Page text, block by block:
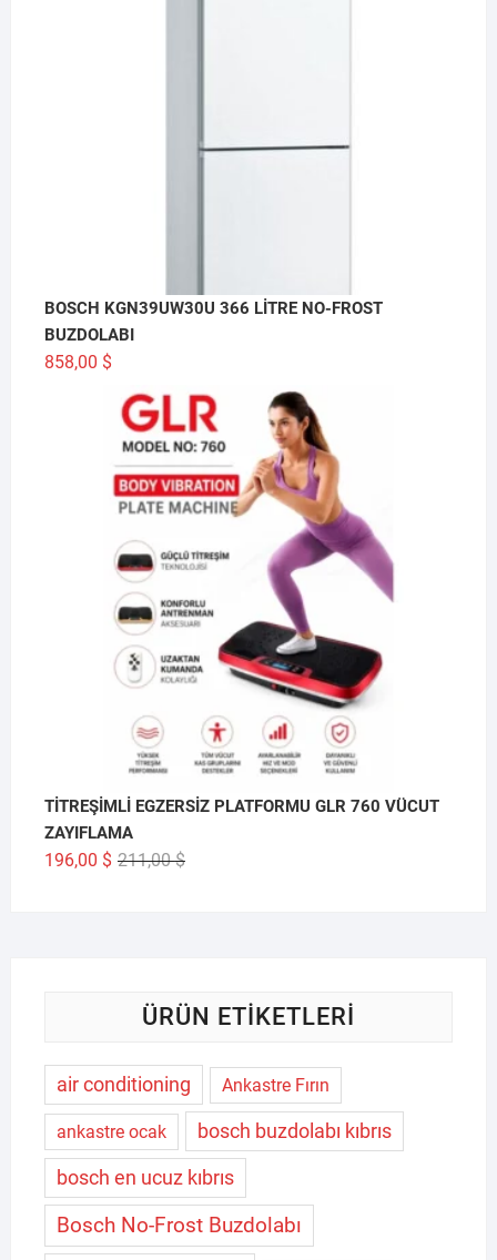
BOSCH KGN39UW30U 366 LİTRE NO-FROST
BUZDOLABI
858,00 $
TİTREŞİMLİ EGZERSİZ PLATFORMU GLR 760 VÜCUT
ZAYIFLAMA
211,00$Orijinal
196,00 $
Şu
ÜRÜN ETIKETLERI
air conditioning Ankastre Fırın
ankastre ocak
bosch buzdolabı kıbrıs
bosch en ucuz kıbrıs
Bosch No-Frost Buzdolabı